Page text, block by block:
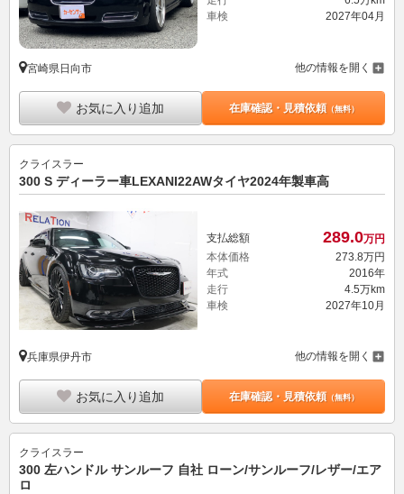
車検
2027年04月
宮崎県日向市 他の情報を開く
お気に入り追加 在庫確認・見積依頼（無料）
クライスラー
300 S ディーラー車LEXANI22AWタイヤ2024年製車高
支払総額 289.0万円
本体価格
273. 8万円
年式
2016年
走行
4.5万km
車検
2027年10月
兵庫県伊丹市 他の情報を開く
お気に入り追加 在庫確認・見積依頼（無料）
クライスラー
300 左ハンドル サンルーフ 自社 ローン/サンルーフ/レザー/エア
ロ